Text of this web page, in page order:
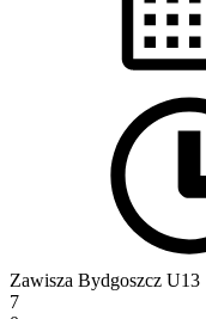
Zawisza Bydgoszcz U13
7